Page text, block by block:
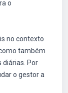
o
no contexto
também
Por
o gestor a